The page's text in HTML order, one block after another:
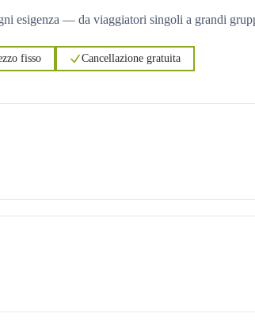
esigenza — da viaggiatori singoli a grandi
fisso Cancellazione gratuita